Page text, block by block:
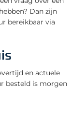
Dan zijn
bereikbaar via
en actuele
besteld is morgen